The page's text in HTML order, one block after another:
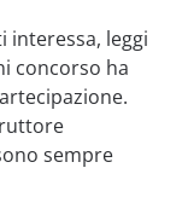
interessa, leggi
concorso ha
sempre